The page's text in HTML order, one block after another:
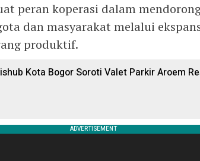
peran koperasi dalam
dan masyarakat melalui
produktif.
Kota Bogor Soroti Valet Parkir Aroem